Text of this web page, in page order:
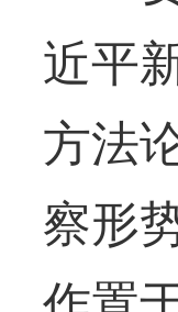
近平
方法
察形